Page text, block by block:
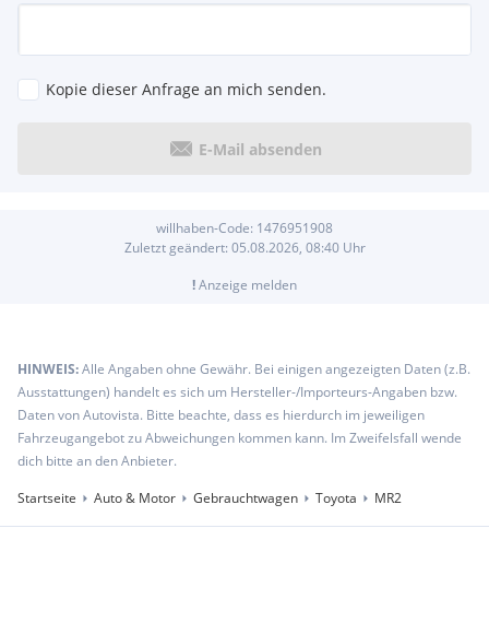
Kopie dieser Anfrage an mich senden.
E-Mail absenden
willhaben-Code: 1476951908
Zuletzt geändert: 05.08.2026, 08:40Uhr
!Anzeige melden
HINWEIS:Alle Angaben ohne Gewähr. Bei einigen angezeigten Daten (z.B.
Ausstattungen) handelt es sich um Hersteller-/Importeurs-Angaben bzw.
Daten von Autovista. Bitte beachte, dass es hierdurch im jeweiligen
Fahrzeugangebot zu Abweichungen kommen kann. Im Zweifelsfall wende
dich bitte an den Anbieter.
Startseite
Auto & Motor Gebrauchtwagen Toyota MR2